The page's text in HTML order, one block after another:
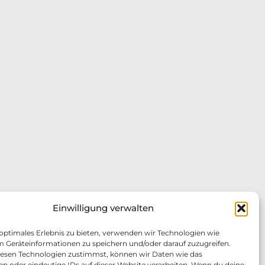
Einwilligung verwalten
Erlebnis zu bieten, verwenden wir Technologien wie
Geräteinformationen zu speichern und/oder darauf zuzugreifen.
Technologien zustimmst, können wir Daten wie das